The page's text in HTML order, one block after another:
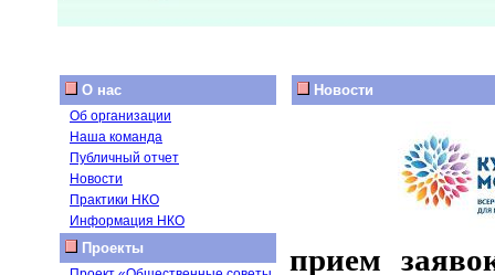
О нас
Об организации
Наша команда
Публичный отчет
Новости
Практики НКО
Информация НКО
Проекты
Новости
прием